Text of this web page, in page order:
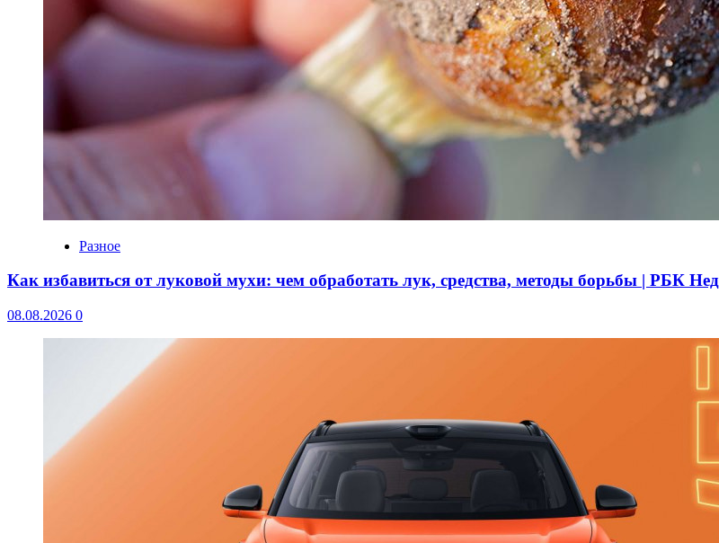
Разное
Как избавиться от луковой мухи: чем обработать лук, средства, методы борьбы | РБК
08.08.2026 0